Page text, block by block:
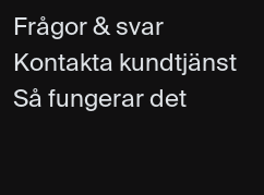
Frågor & svar
Kontakta kundtjänst
Så fungerar det